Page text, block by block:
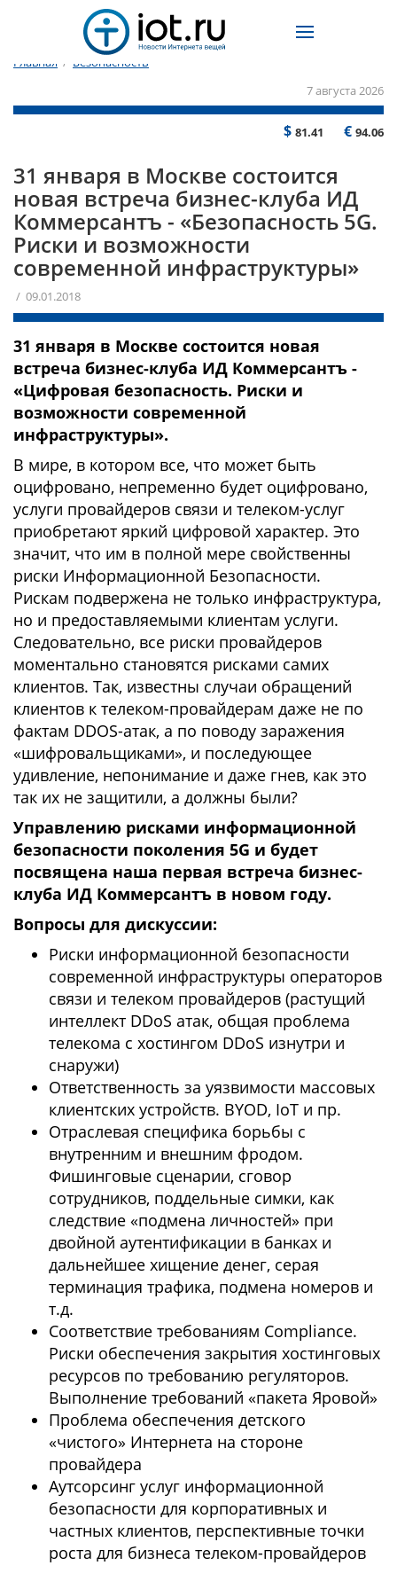
Главная / Безопасность
7 августа 2026
$ 81.41 € 94.06
31 января в Москве состоится
новая встреча бизнес-клуба ИД
Коммерсантъ - «Безопасность 5G.
Риски и возможности
современной инфраструктуры»
/ 09.01.2018
31 января в Москве состоится новая
встреча бизнес-клуба ИД Коммерсантъ -
«Цифровая безопасность. Риски и
возможности современной
инфраструктуры».
В мире, в котором все, что может быть
оцифровано, непременно будет оцифровано,
услуги провайдеров связи и телеком-услуг
приобретают яркий цифровой характер. Это
значит, что им в полной мере свойственны
риски Информационной Безопасности.
Рискам подвержена не только инфраструктура,
но и предоставляемыми клиентам услуги.
Следовательно, все риски провайдеров
моментально становятся рисками самих
клиентов. Так, известны случаи обращений
клиентов к телеком-провайдерам даже не по
фактам DDOS-атак, а по поводу заражения
«шифровальщиками», и последующее
удивление, непонимание и даже гнев, как это
так их не защитили, а должны были?
Управлению рисками информационной
безопасности поколения 5G и будет
посвящена наша первая встреча бизнес-
клуба ИД Коммерсантъ в новом году.
Вопросы для дискуссии:
Риски информационной безопасности
современной инфраструктуры операторов
связи и телеком провайдеров (растущий
интеллект DDoS атак, общая проблема
телекома с хостингом DDoS изнутри и
снаружи)
Ответственность за уязвимости массовых
клиентских устройств. BYOD, IoT и пр.
Отраслевая специфика борьбы с
внутренним и внешним фродом.
Фишинговые сценарии, сговор
сотрудников, поддельные симки, как
следствие «подмена личностей» при
двойной аутентификации в банках и
дальнейшее хищение денег, серая
терминация трафика, подмена номеров и
т.д.
Соответствие требованиям Compliance.
Риски обеспечения закрытия хостинговых
ресурсов по требованию регуляторов.
Выполнение требований «пакета Яровой»
Проблема обеспечения детского
«чистого» Интернета на стороне
провайдера
Аутсорсинг услуг информационной
безопасности для корпоративных и
частных клиентов, перспективные точки
роста для бизнеса телеком-провайдеров